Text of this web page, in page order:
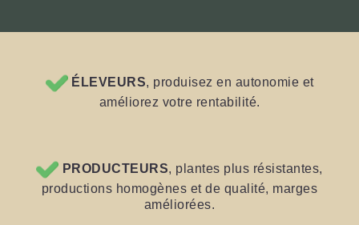
ÉLEVEURS, produisez en autonomie et
améliorez votre rentabilité.
PRODUCTEURS, plantes plus résistantes,
productions homogènes et de qualité, marges
améliorées.